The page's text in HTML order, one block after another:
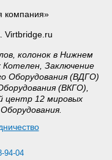
компания»
Virtbridge.ru
колонок в Нижнем
Котелен, Заключение
Оборудования (ВДГО)
(ВКГО),
центр 12 мировых
94-04